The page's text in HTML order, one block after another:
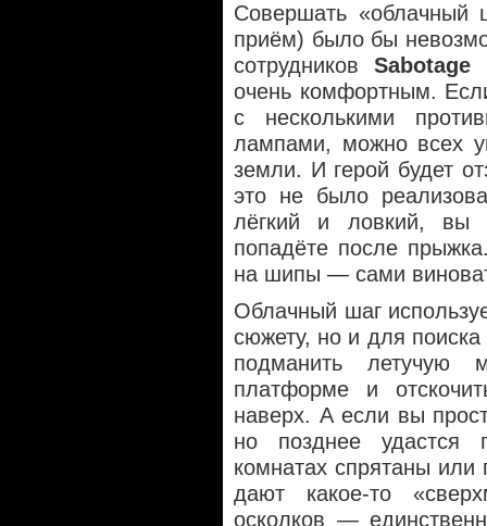
Совершать «облачный
приём) было бы
сотрудниковSabotage
очень комфортным.
с несколькими
лампами, можно всех
земли. И герой будет
это не было
лёгкий и ловкий, вы
попадёте после
на шипы — сами
Облачный шаг
сюжету, но и для
подманить летучую
платформе и
наверх. А если вы
но позднее удастся
комнатах спрятаны или
дают какое-то
осколков —